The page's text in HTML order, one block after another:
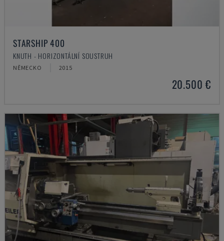
STARSHIP 400
KNUTH - HORIZONTÁLNÍ SOUSTRUH
NĚMECKO 2015
20.500 €